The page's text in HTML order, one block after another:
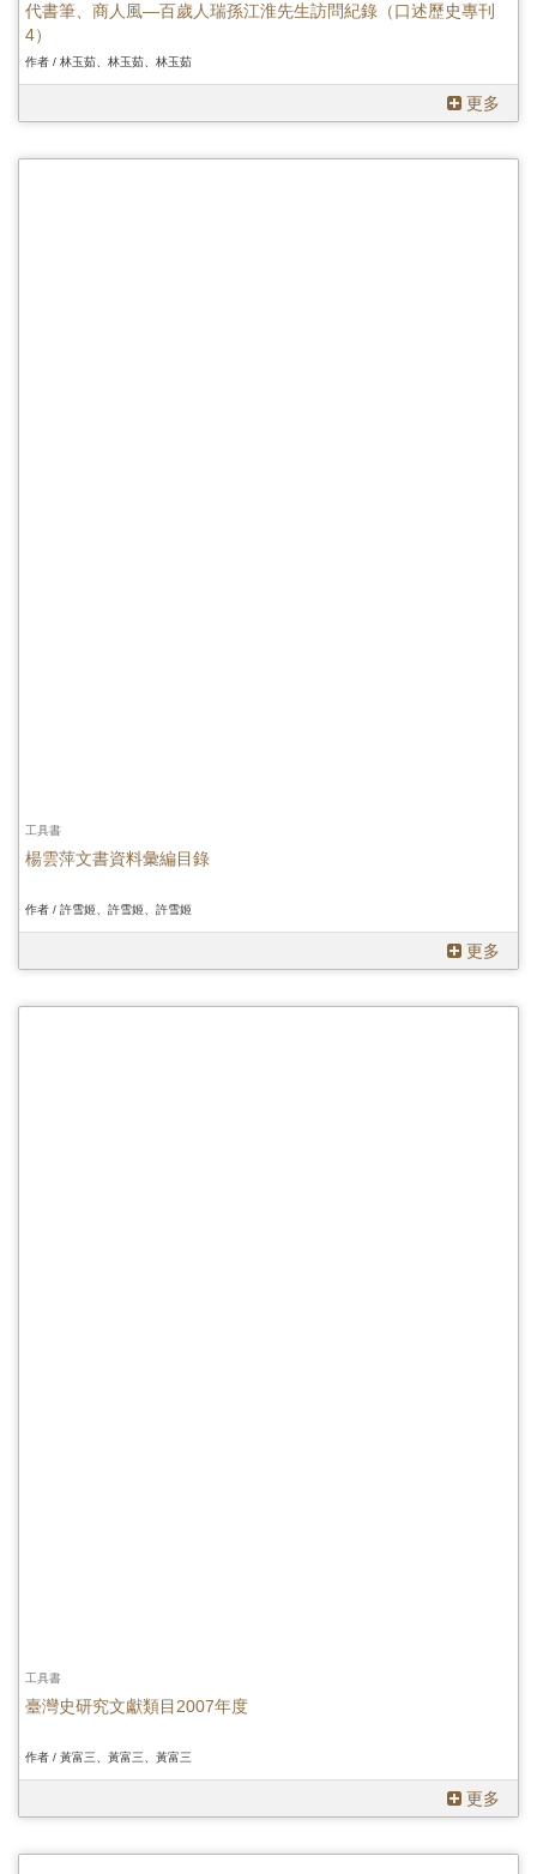
代書筆、商人風—百歲人瑞孫江淮先生訪問紀錄（口述歷史專刊
4）
作者 / 林玉茹、林玉茹、林玉茹
更多
工具書
楊雲萍文書資料彙編目錄
作者 / 許雪姬、許雪姬、許雪姬
更多
工具書
臺灣史研究文獻類目2007年度
作者 / 黃富三、黃富三、黃富三
更多